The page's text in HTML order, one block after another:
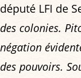
député LFI de
des colonies.
négation
des pouvoirs.